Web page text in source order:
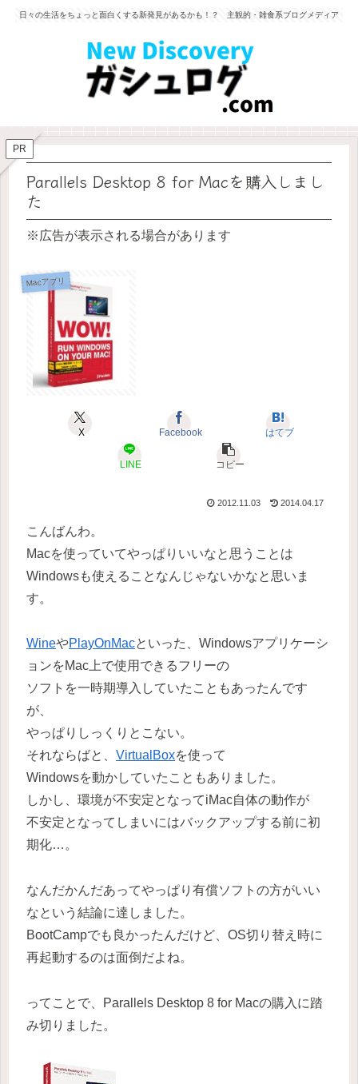
日々の生活をちょっと面白くする新発見があるかも！？ 主観的・雑食系ブログメディア
PR
Parallels Desktop 8 for Macを購入しまし
た
※広告が表示される場合があります
Macアプリ
X Facebook はてブ
LINE コピー
2012.11.03 2014.04.17
こんばんわ。
Macを使っていてやっぱりいいなと思うことは
Windowsも使えることなんじゃないかなと思いま
す。
WineやPlayOnMacといった、Windowsアプリケーシ
ョンをMac上で使用できるフリーの
ソフトを一時期導入していたこともあったんです
が、
やっぱりしっくりとこない。
それならばと、 VirtualBoxを使って
Windowsを動かしていたこともありました。
しかし、環境が不安定となってiMac自体の動作が
不安定となってしまいにはバックアップする前に初
期化…。
なんだかんだあってやっぱり有償ソフトの方がいい
なという結論に達しました。
BootCampでも良かったんだけど、OS切り替え時に
再起動するのは面倒だよね。
ってことで、Parallels Desktop 8 for Macの購入に踏
み切りました。